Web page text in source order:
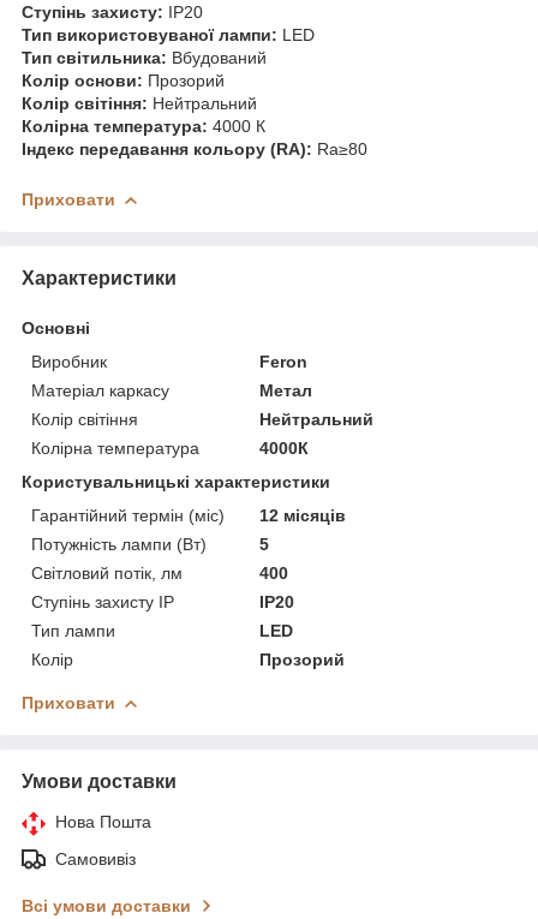
Ступінь захисту: IP20
Тип використовуваної лампи: LED
Тип світильника: Вбудований
Колір основи: Прозорий
Колір світіння: Нейтральний
Колірна температура: 4000 К
Індекс передавання кольору (RA): Ra≥80
Приховати
Характеристики
Основні
Виробник
Feron
Матеріал каркасу
Метал
Колір світіння
Нейтральний
Колірна температура
4000К
Користувальницькі характеристики
Гарантійний термін (міс)
12 місяців
Потужність лампи (Вт)
5
Світловий потік, лм
400
Ступінь захисту IP
IP20
Тип лампи
LED
Колір
Прозорий
Приховати
Умови доставки
Нова Пошта
Самовивіз
Всі умови доставки